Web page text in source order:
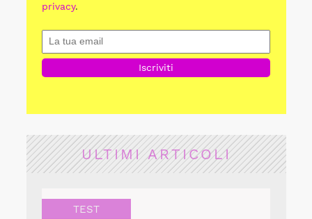
privacy.
ULTIMI ARTICOLI
TEST